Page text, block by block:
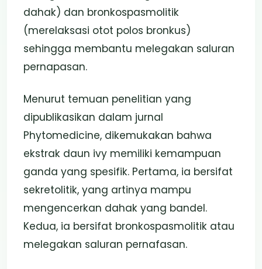
dahak) dan bronkospasmolitik
(merelaksasi otot polos bronkus)
sehingga membantu melegakan saluran
pernapasan.
Menurut temuan penelitian yang
dipublikasikan dalam jurnal
Phytomedicine, dikemukakan bahwa
ekstrak daun ivy memiliki kemampuan
ganda yang spesifik. Pertama, ia bersifat
sekretolitik, yang artinya mampu
mengencerkan dahak yang bandel.
Kedua, ia bersifat bronkospasmolitik atau
melegakan saluran pernafasan.